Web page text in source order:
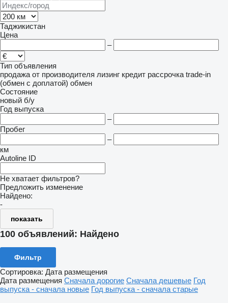
Таджикистан
Цена
–
Тип объявления
продажа от производителя лизинг кредит рассрочка trade-in
(обмен с доплатой) обмен
Состояние
новый б/у
Год выпуска
–
Пробег
–
км
Autoline ID
Не хватает фильтров?
Предложить изменение
Найдено:
-
показать
100 объявлений: Найдено
Фильтр
Сортировка: Дата размещения
Дата размещения Сначала дорогие Сначала дешевые Год
выпуска - сначала новые Год выпуска - сначала старые